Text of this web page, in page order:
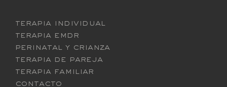
terapia individual
terapia emdr
perinatal y crianza
terapia de pareja
terapia familiar
contacto